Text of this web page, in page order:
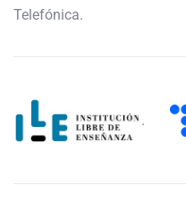
Telefónica.
.